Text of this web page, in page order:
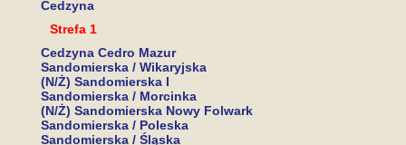
Cedzyna
Strefa 1
Cedzyna Cedro Mazur
Sandomierska / Wikaryjska
(N/Ż) Sandomierska I
Sandomierska / Morcinka
(N/Ż) Sandomierska Nowy Folwark
Sandomierska / Poleska
Sandomierska / Śląska